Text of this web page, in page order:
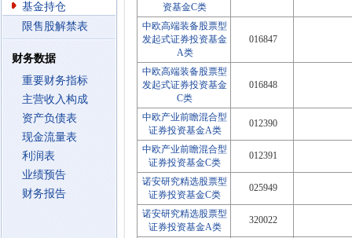
基金持仓
限售股解禁表
财务数据
重要财务指标
主营收入构成
资产负债表
现金流量表
利润表
业绩预告
财务报告
资基金C类
中欧高端装备股票型
发起式证券投资基金
A类
016847
中欧高端装备股票型
发起式证券投资基金
C类
016848
中欧产业前瞻混合型
证券投资基金A类
012390
中欧产业前瞻混合型
证券投资基金C类
012391
诺安研究精选股票型
证券投资基金C类
025949
诺安研究精选股票型
证券投资基金A类
320022